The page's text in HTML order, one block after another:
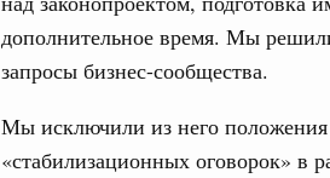
дополнительное время. Мы
запросы бизнес-сообщества.
Мы исключили из него
«стабилизационных оговорок» в